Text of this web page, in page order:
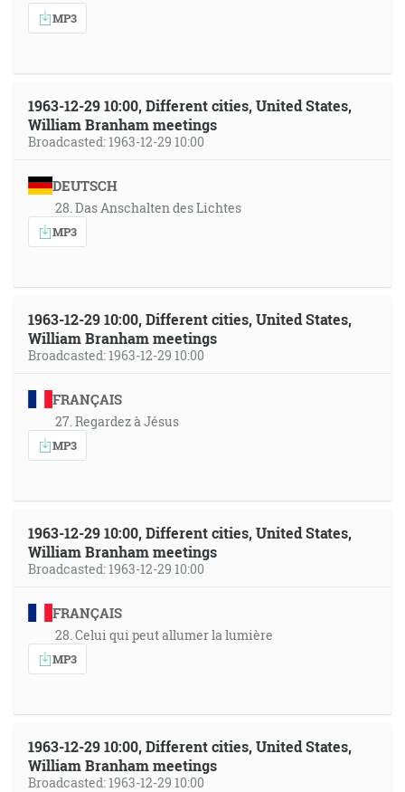
MP3
1963-12-29 10:00, Different cities, United States,
William Branham meetings
Broadcasted: 1963-12-29 10:00
DEUTSCH
28. Das Anschalten des Lichtes
MP3
1963-12-29 10:00, Different cities, United States,
William Branham meetings
Broadcasted: 1963-12-29 10:00
FRANÇAIS
27. Regardez à Jésus
MP3
1963-12-29 10:00, Different cities, United States,
William Branham meetings
Broadcasted: 1963-12-29 10:00
FRANÇAIS
28. Celui qui peut allumer la lumière
MP3
1963-12-29 10:00, Different cities, United States,
William Branham meetings
Broadcasted: 1963-12-29 10:00